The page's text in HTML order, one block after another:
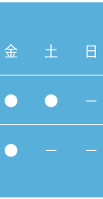
金 土 日
● ● －
● － －